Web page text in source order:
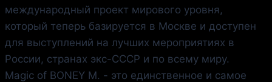
международный проект мирового уровня,
который теперь базируется в Москве и доступен
для выступлений на лучших мероприятиях в
России, странах экс-СССР и по всему миру.
Magic of BONEY M. - это единственное и самое